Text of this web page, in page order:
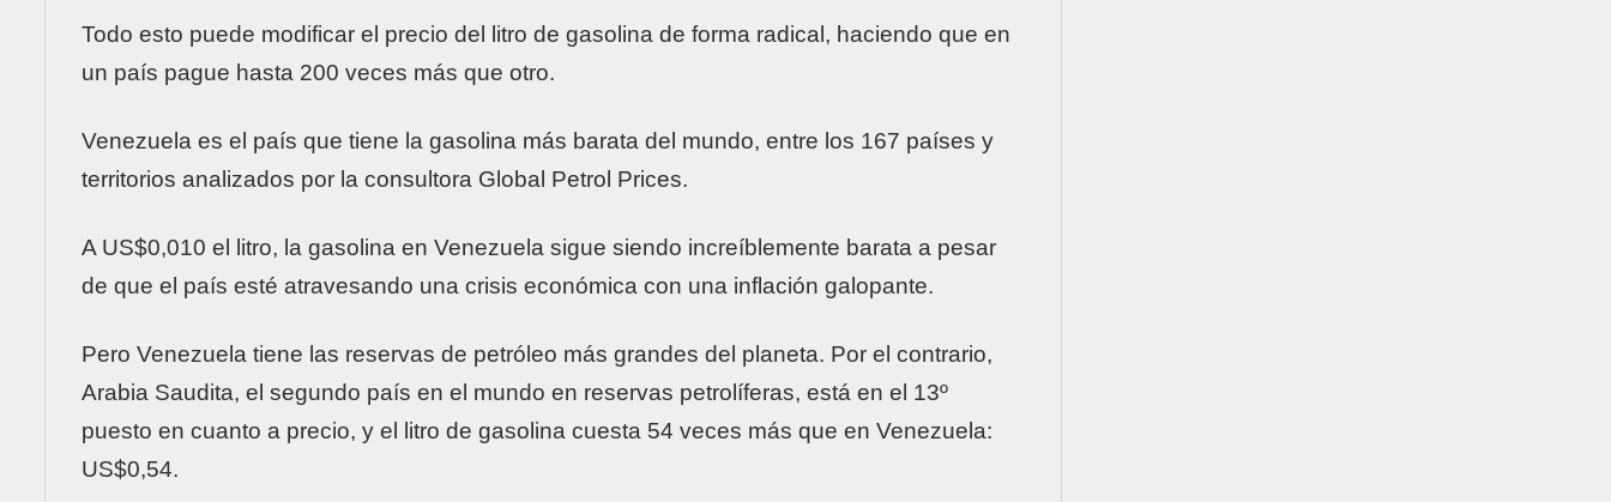
Todo esto puede modificar el precio del litro de gasolina de forma radical, haciendo que en
un país pague hasta 200 veces más que otro.
Venezuela es el país que tiene la gasolina más barata del mundo, entre los 167 países y
territorios analizados por la consultora Global Petrol Prices.
A US$0,010 el litro, la gasolina en Venezuela sigue siendo increíblemente barata a pesar
de que el país esté atravesando una crisis económica con una inflación galopante.
Pero Venezuela tiene las reservas de petróleo más grandes del planeta. Por el contrario,
Arabia Saudita, el segundo país en el mundo en reservas petrolíferas, está en el 13º
puesto en cuanto a precio, y el litro de gasolina cuesta 54 veces más que en Venezuela:
US$0,54.